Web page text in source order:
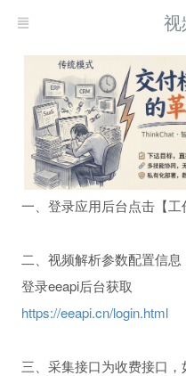
一、登录应用后台点击【工
二、视频解析参数配置信
登录eeapi后台获取
https://eeapi.cn/login.html
三、采集接口为收费接口